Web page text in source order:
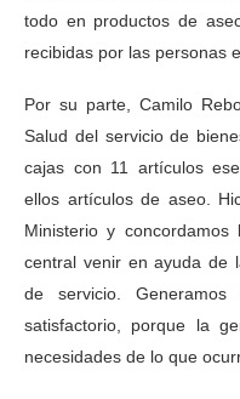
todo en productos de
recibidas por las personas
Por su parte, Camilo
Salud del servicio de
cajas con 11 artículos
ellos artículos de aseo.
Ministerio y
central venir en ayuda de
de servicio.
satisfactorio, porque la
necesidades de lo que